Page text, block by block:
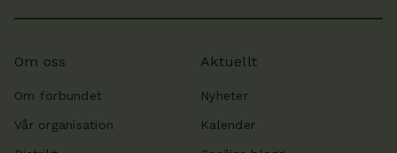
Om oss
Om förbundet
Vår organisation
Aktuellt
Nyheter
Kalender